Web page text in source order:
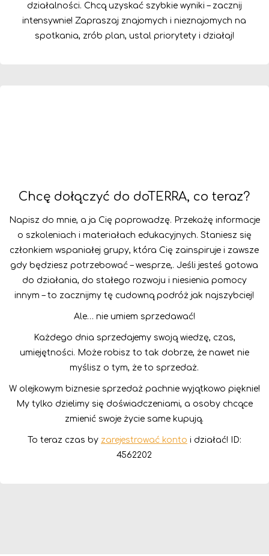
działalności. Chcą uzyskać szybkie wyniki – zacznij
intensywnie! Zapraszaj znajomych i nieznajomych na
spotkania, zrób plan, ustal priorytety i działaj!
Chcę dołączyć do doTERRA, co teraz?
Napisz do mnie, a ja Cię poprowadzę. Przekażę informacje
o szkoleniach i materiałach edukacyjnych. Staniesz się
członkiem wspaniałej grupy, która Cię zainspiruje i zawsze
gdy będziesz potrzebować – wesprze,. Jeśli jesteś gotowa
do działania, do stałego rozwoju i niesienia pomocy
innym – to zacznijmy tę cudowną podróż jak najszybciej!
Ale… nie umiem sprzedawać!
Każdego dnia sprzedajemy swoją wiedzę, czas,
umiejętności. Może robisz to tak dobrze, że nawet nie
myślisz o tym, że to sprzedaż.
W olejkowym biznesie sprzedaż pachnie wyjątkowo pięknie!
My tylko dzielimy się doświadczeniami, a osoby chcące
zmienić swoje życie same kupują.
To teraz czas by zarejestrować konto i działać! ID:
4562202